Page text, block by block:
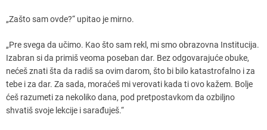
„Zašto sam ovde?“ upitao je mirno.
„Pre svega da učimo. Kao što sam rekl, mi smo obrazovna Institucija.
Izabran si da primiš veoma poseban dar. Bez odgovarajuće obuke,
nećeš znati šta da radiš sa ovim darom, što bi bilo katastrofalno i za
tebe i za dar. Za sada, moraćeš mi verovati kada ti ovo kažem. Bolje
ćeš razumeti za nekoliko dana, pod pretpostavkom da ozbiljno
shvatiš svoje lekcije i sarađuješ.“